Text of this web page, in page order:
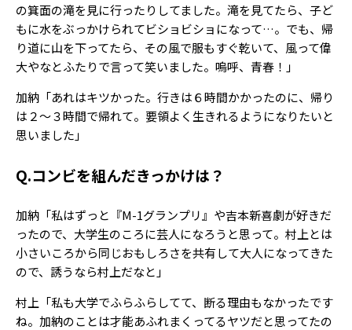
新規会員登録・ログイン
の箕面の滝を見に行ったりしてました。滝を見てたら、子ど
もに水をぶっかけられてビショビショになって…。でも、帰
り道に山を下ってたら、その風で服もすぐ乾いて、風って偉
大やなとふたりで言って笑いました。嗚呼、青春！」
加納「あれはキツかった。行きは６時間かかったのに、帰り
は２～３時間で帰れて。要領よく生きれるようになりたいと
思いました」
Q.コンビを組んだきっかけは？
加納「私はずっと『M-1グランプリ』や吉本新喜劇が好きだ
ったので、大学生のころに芸人になろうと思って。村上とは
小さいころから同じおもしろさを共有して大人になってきた
ので、誘うなら村上だなと」
村上「私も大学でふらふらしてて、断る理由もなかったです
ね。加納のことは才能あふれまくってるヤツだと思ってたの